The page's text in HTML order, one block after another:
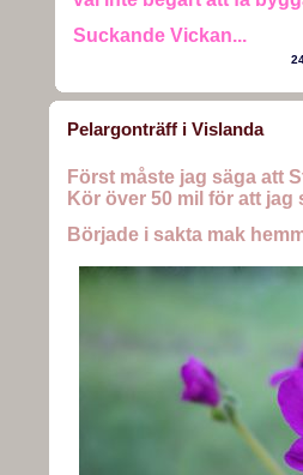
Suckande Vickan...
Pelargonträff i Vislanda
Först måste jag säga att
Kör över 50 mil för att
Började i sakta mak